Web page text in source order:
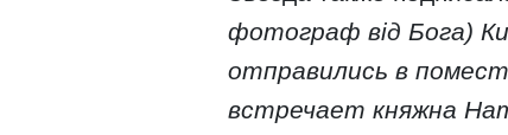
фотограф від Бога)
отправились в
встречает княжна